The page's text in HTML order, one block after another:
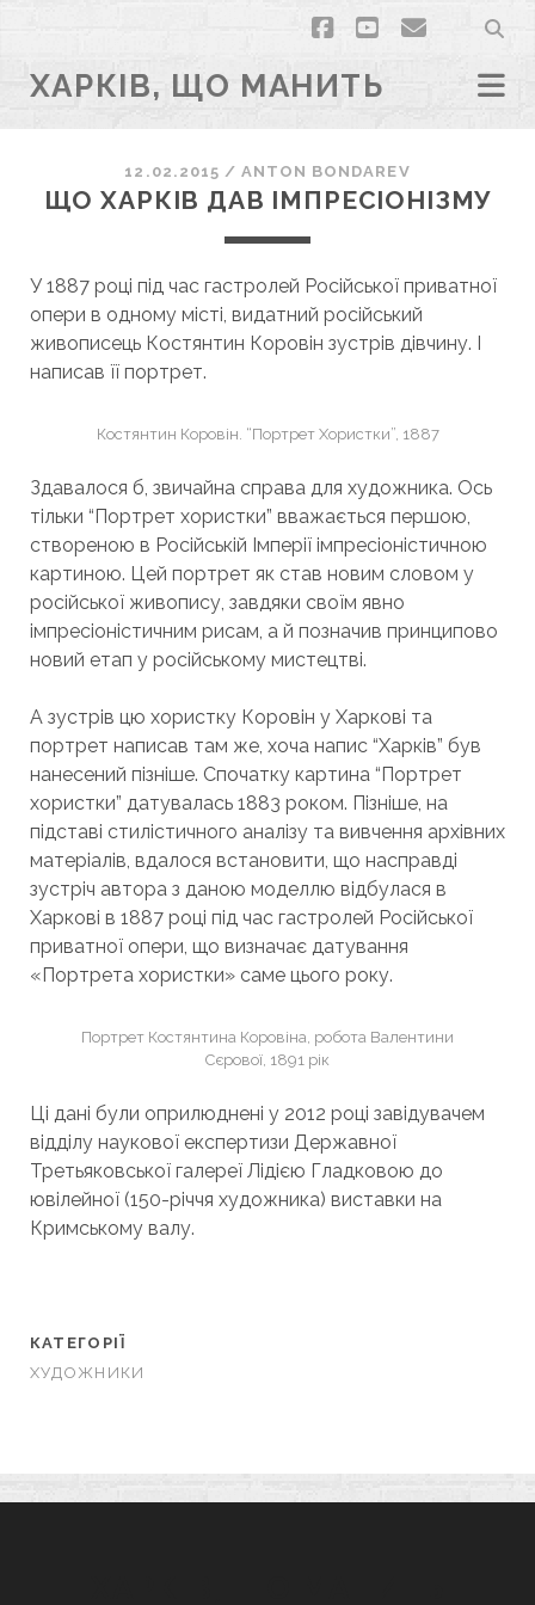
facebook
youtubeemail
ХАРКІВ, ЩО МАНИТЬ
12.02.2015 / ANTON BONDAREV
ЩО ХАРКІВ ДАВ ІМПРЕСІОНІЗМУ
У 1887 році під час гастролей Російської приватної
опери в одному місті, видатний російський
живописець Костянтин Коровін зустрів дівчину. І
написав її портрет.
Костянтин Коровін. “Портрет Хористки”, 1887
Здавалося б, звичайна справа для художника. Ось
тільки “Портрет хористки” вважається першою,
створеною в Російській Імперії імпресіоністичною
картиною. Цей портрет як став новим словом у
російської живопису, завдяки своїм явно
імпресіоністичним рисам, а й позначив принципово
новий етап у російському мистецтві.
А зустрів цю хористку Коровін у Харкові та
портрет написав там же, хоча напис “Харків” був
нанесений пізніше. Спочатку картина “Портрет
хористки” датувалась 1883 роком. Пізніше, на
підставі стилістичного аналізу та вивчення архівних
матеріалів, вдалося встановити, що насправді
зустріч автора з даною моделлю відбулася в
Харкові в 1887 році під час гастролей Російської
приватної опери, що визначає датування
«Портрета хористки» саме цього року.
Портрет Костянтина Коровіна, робота Валентини
Сєрової, 1891 рік
Ці дані були оприлюднені у 2012 році завідувачем
відділу наукової експертизи Державної
Третьяковської галереї Лідією Гладковою до
ювілейної (150-річчя художника) виставки на
Кримському валу.
КАТЕГОРІЇ
ХУДОЖНИКИ